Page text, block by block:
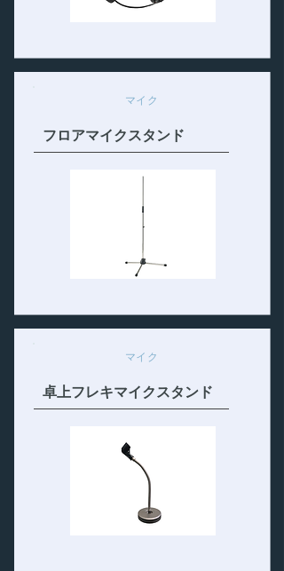
マイク
フロアマイクスタンド
マイク
卓上フレキマイクスタンド